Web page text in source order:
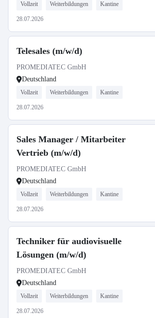
Vollzeit Weiterbildungen Kantine
28.07.2026
Telesales (m/w/d)
PROMEDIATEC GmbH
Deutschland
Vollzeit Weiterbildungen Kantine
28.07.2026
Sales Manager / Mitarbeiter
Vertrieb (m/w/d)
PROMEDIATEC GmbH
Deutschland
Vollzeit Weiterbildungen Kantine
28.07.2026
Techniker für audiovisuelle
Lösungen (m/w/d)
PROMEDIATEC GmbH
Deutschland
Vollzeit Weiterbildungen Kantine
28.07.2026